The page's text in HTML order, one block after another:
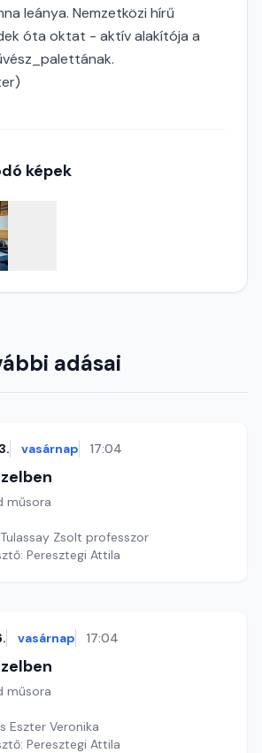
leánya. Nemzetközi hírű
óta oktat - aktív alakítója a
képek
adásai
vasárnap 17:04
műsora
Zsolt professzor
Peresztegi Attila
vasárnap 17:04
műsora
Eszter Veronika
Peresztegi Attila